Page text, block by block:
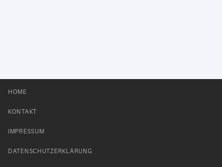
HOME
KONTAKT
IMPRESSUM
DATENSCHUTZERKLÄRUNG